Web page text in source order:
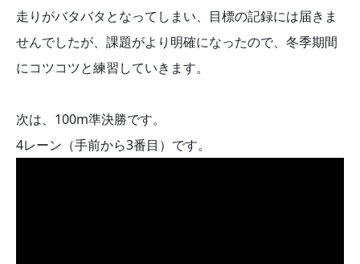
走りがバタバタとなってしまい、目標の記録には届きま
せんでしたが、課題がより明確になったので、冬季期間
にコツコツと練習していきます。
次は、100m準決勝です。
4レーン（手前から3番目）です。